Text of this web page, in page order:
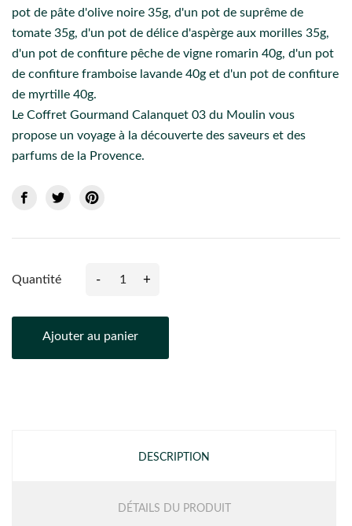
pot de pâte d'olive noire 35g, d'un pot de suprême de
tomate 35g, d'un pot de délice d'aspèrge aux morilles 35g,
d'un pot de confiture pêche de vigne romarin 40g, d'un pot
de confiture framboise lavande 40g et d'un pot de confiture
de myrtille 40g.
Le Coffret Gourmand Calanquet 03 du Moulin vous
propose un voyage à la découverte des saveurs et des
parfums de la Provence.
Quantité - +
Ajouter au panier
DESCRIPTION
DÉTAILS DU PRODUIT